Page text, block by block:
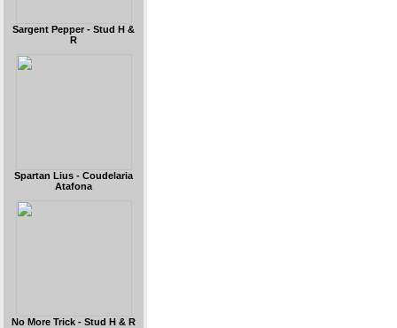
Sargent Pepper - Stud H &
R
Spartan Lius - Coudelaria
Atafona
No More Trick - Stud H & R